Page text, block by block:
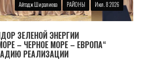
Айтадж Ширалиева РАЙОНЫ Июл. 8 2026
ЗЕЛЕНОЙ ЭНЕРГИИ
– ЧЕРНОЕ МОРЕ – ЕВРОПА“
РЕАЛИЗАЦИИ